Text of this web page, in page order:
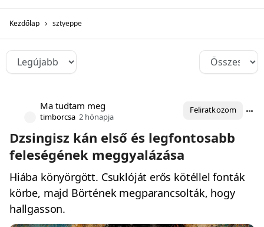
Kezdőlap sztyeppe
Ma tudtam meg
timborcsa 2 hónapja
Feliratkozom
Dzsingisz kán első és legfontosabb
feleségének meggyalázása
Hiába könyörgött. Csuklóját erős kötéllel fonták
körbe, majd Börtének megparancsolták, hogy
hallgasson.